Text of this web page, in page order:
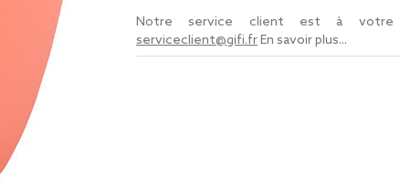
Notre service client est à votre
serviceclient@gifi.frEn savoir plus...